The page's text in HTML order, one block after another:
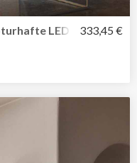
LED 333,45 €